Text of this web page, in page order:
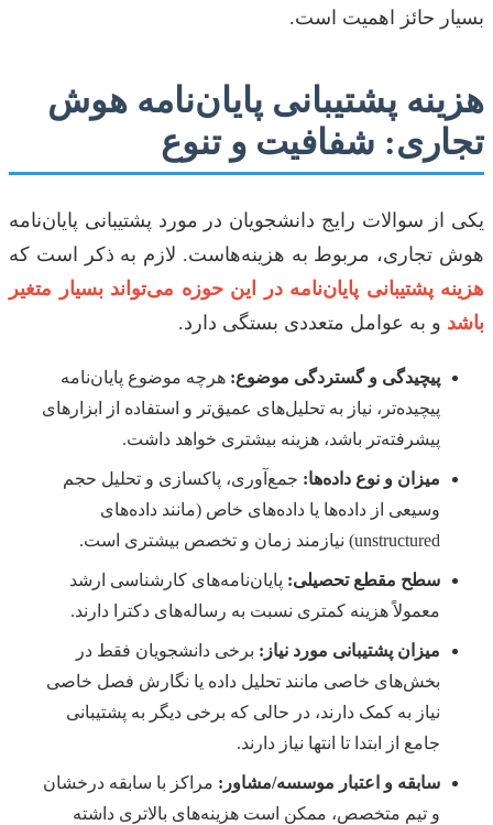
بسیار حائز اهمیت است.
هزینه پشتیبانی پایان‌نامه هوش
تجاری: شفافیت و تنوع
یکی از سوالات رایج دانشجویان در مورد پشتیبانی پایان‌نامه
هوش تجاری، مربوط به هزینه‌هاست. لازم به ذکر است که
هزینه پشتیبانی پایان‌نامه در این حوزه می‌تواند بسیار متغیر
باشد و به عوامل متعددی بستگی دارد.
پیچیدگی و گستردگی موضوع: هرچه موضوع پایان‌نامه
پیچیده‌تر، نیاز به تحلیل‌های عمیق‌تر و استفاده از ابزارهای
پیشرفته‌تر باشد، هزینه بیشتری خواهد داشت.
میزان و نوع داده‌ها: جمع‌آوری، پاکسازی و تحلیل حجم
وسیعی از داده‌ها یا داده‌های خاص (مانند داده‌های
unstructured) نیازمند زمان و تخصص بیشتری است.
سطح مقطع تحصیلی: پایان‌نامه‌های کارشناسی ارشد
معمولاً هزینه کمتری نسبت به رساله‌های دکترا دارند.
میزان پشتیبانی مورد نیاز: برخی دانشجویان فقط در
بخش‌های خاصی مانند تحلیل داده یا نگارش فصل خاصی
نیاز به کمک دارند، در حالی که برخی دیگر به پشتیبانی
جامع از ابتدا تا انتها نیاز دارند.
سابقه و اعتبار موسسه/مشاور: مراکز با سابقه درخشان
و تیم متخصص، ممکن است هزینه‌های بالاتری داشته